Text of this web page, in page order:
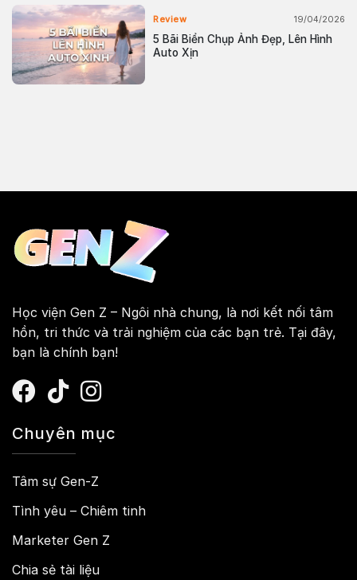
Review
5 Bãi Biển Chụp Ảnh Đẹp, Lên Hình
Auto Xịn
19/04/2026
Học viện Gen Z – Ngôi nhà chung, là nơi kết nối tâm
hồn, tri thức và trải nghiệm của các bạn trẻ. Tại đây,
bạn là chính bạn!
Chuyên mục
Tâm sự Gen-Z
Tình yêu – Chiêm tinh
Marketer Gen Z
Chia sẻ tài liệu